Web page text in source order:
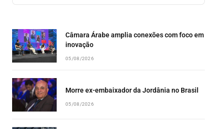
EPISODE
EPISODES
Câmara Árabe amplia conexões com foco em
inovação
05/08/2026
Morre ex-embaixador da Jordânia no Brasil
05/08/2026